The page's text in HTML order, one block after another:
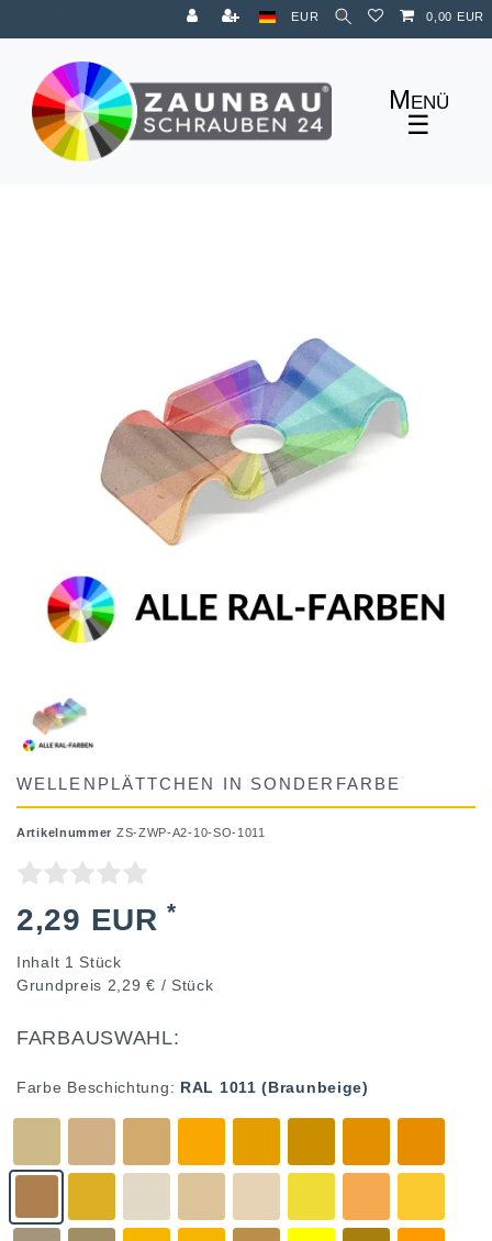
EUR 0,00 EUR
☰
WELLENPLÄTTCHEN IN SONDERFARBE
Artikelnummer ZS-ZWP-A2-10-SO-1011
2,29 EUR*
Inhalt 1 Stück
Grundpreis 2,29 € / Stück
FARBAUSWAHL:
Farbe Beschichtung: RAL 1011 (Braunbeige)